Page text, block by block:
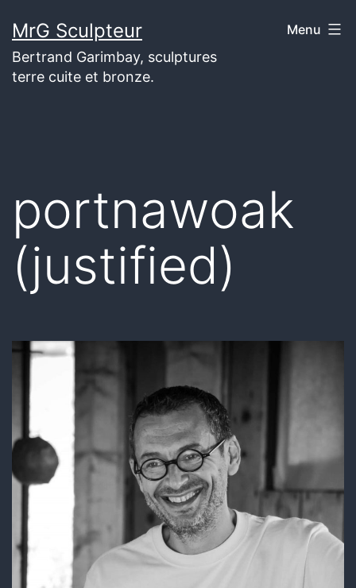
au
contenu
MrG Sculpteur
Bertrand Garimbay, sculptures
terre cuite et bronze.
Menu
portnawoak
(justified)